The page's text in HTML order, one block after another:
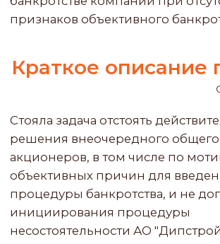
Исходя из общей концепции урегулирования
сопровождение спора в суде первой
инстанции, включая анализ документов,
в судебных заседаниях. Благодаря работе
юристов бюро, в том числе в целом по
урегулированию корпоративного конфликта,
а также применению инструментов медиации
как внесудебного урегулирования
конфликтов, удалось достичь прекращения
производства по делу в полном объеме. Истец
от исковых требований.